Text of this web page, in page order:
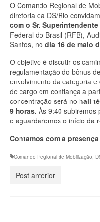
O Comando Regional de
diretoria da DS/Rio
com o Sr. Superintendente
Federal do Brasil (RFB),
Santos, no dia 16 de maio
O objetivo é discutir os
regulamentação do bônus
envolvimento da categoria
de cargo em confiança a
concentração será no hall
9 horas. Às 9:40 subiremos
e aguardaremos o início da
Contamos com a
Comando Regional de Mobilização,
Post anterior